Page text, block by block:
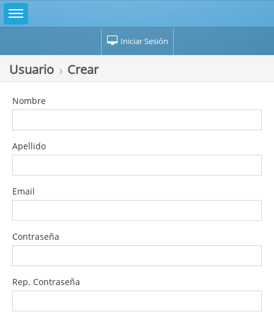
Iniciar Sesión
Usuario Crear
Nombre
Apellido
Email
Contraseña
Rep. Contraseña